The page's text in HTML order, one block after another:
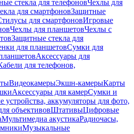
стекла для телефоновЧехлы для
для смартфоновЗащитные
для смартфоновИгровые
Чехлы для планшетовЧехлы с
Защитные стекла для
для планшетовСумки для
Аксессуары для
для телефонов,
ВидеокамерыЭкшн-камерыКарты
Аксессуары для камерСумки и
устройства, аккумуляторы для фото,
объективовШтативыЦифровые
Мультимедиа акустикаРадиочасы,
Музыкальные